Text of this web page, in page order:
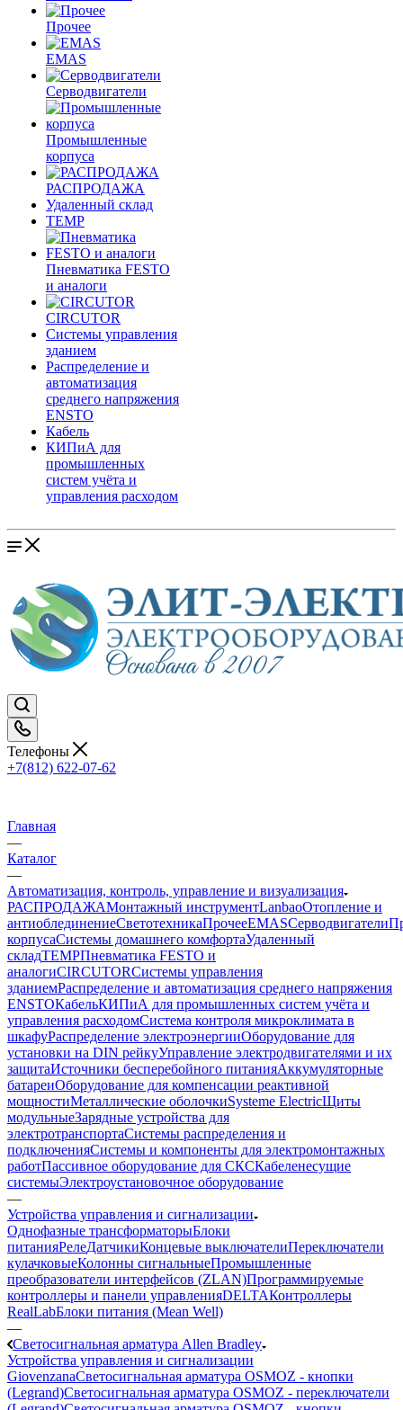
Прочее
EMAS
Cерводвигатели
Промышленные
корпуса
РАСПРОДАЖА
Удаленный склад
TEMP
Пневматика FESTO
и аналоги
CIRCUTOR
Системы управления
зданием
Распределение и
автоматизация
среднего напряжения
ENSTO
Кабель
КИПиА для
промышленных
систем учёта и
управления расходом
Телефоны
+7(812) 622-07-62
Главная
—
Каталог
—
Автоматизация, контроль, управление и визуализация
РАСПРОДАЖАМонтажный инструментLanbaoОтопление и
антиоблединениеСветотехникаПрочееEMASCерводвигатели
корпусаСистемы домашнего комфортаУдаленный
складTEMPПневматика FESTO и
аналогиCIRCUTORСистемы управления
зданиемРаспределение и автоматизация среднего напряжения
ENSTOКабельКИПиА для промышленных систем учёта и
управления расходомСистема контроля микроклимата в
шкафуРаспределение электроэнергииОборудование для
установки на DIN рейкуУправление электродвигателями и их
защитаИсточники бесперебойного питанияАккумуляторные
батареиОборудование для компенсации реактивной
мощностиМеталлические оболочкиSysteme ElectricЩиты
модульныеЗарядные устройства для
электротранспортаСистемы распределения и
подключенияСистемы и компоненты для электромонтажных
работПассивное оборудование для СКСКабеленесущие
системыЭлектроустановочное оборудование
—
Устройства управления и сигнализации
Однофазные трансформаторыБлоки
питанияРелеДатчикиКонцевые выключателиПереключатели
кулачковыеКолонны сигнальныеПромышленные
преобразователи интерфейсов (ZLAN)Программируемые
контроллеры и панели управленияDELTAКонтроллеры
RealLabБлоки питания (Mean Well)
—
Светосигнальная арматура Allen Bradley
Устройства управления и сигнализации
GiovenzanaСветосигнальная арматура OSMOZ - кнопки
(Legrand)Светосигнальная арматура OSMOZ - переключатели